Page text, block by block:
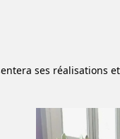
ses réalisations